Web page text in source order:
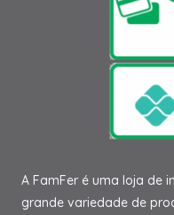
A FamFer é uma loja de
grande variedade de